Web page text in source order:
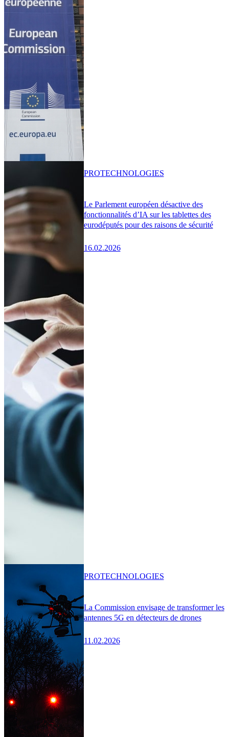
Le Parlement européen désactive des
fonctionnalités d’IA sur les tablettes des
eurodéputés pour des raisons de sécurité
16.02.2026
PROTECHNOLOGIES
La Commission envisage de transformer les
antennes 5G en détecteurs de drones
11.02.2026
PROTECHNOLOGIES